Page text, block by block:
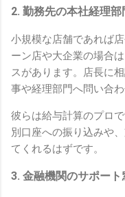
2. 勤務先の本社経理部
小規模な店舗であれば
ーン店や大企業の場合
スがあります。店長に
事や経理部門へ問い合
彼らは給与計算のプロ
別口座への振り込みや
てくれるはずです。
3. 金融機関のサポート